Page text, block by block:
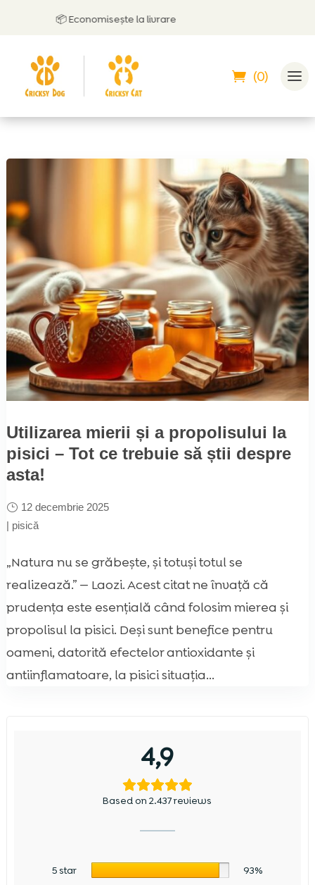
📦 Economisește la livrare
(0)
Utilizarea mierii și a propolisului la
pisici – Tot ce trebuie să știi despre
asta!
12 decembrie 2025
| pisică
„Natura nu se grăbește, și totuși totul se
realizează.” — Laozi. Acest citat ne învață că
prudența este esențială când folosim mierea și
propolisul la pisici. Deși sunt benefice pentru
oameni, datorită efectelor antioxidante și
antiinflamatoare, la pisici situația...
4,9
Based on 2.437 reviews
5 star 93%